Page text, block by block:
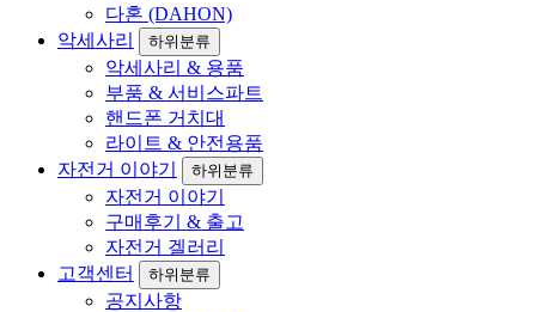
다혼 (DAHON)
악세사리
하위분류
악세사리 & 용품
부품 & 서비스파트
핸드폰 거치대
라이트 & 안전용품
자전거 이야기
하위분류
자전거 이야기
구매후기 & 출고
자전거 겔러리
고객센터
하위분류
공지사항